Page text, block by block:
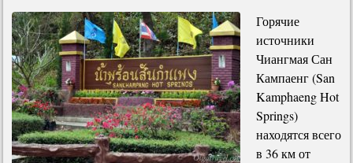
Горячие
источники
Чиангмая Сан
Кампаенг (San
Kamphaeng Hot
Springs)
находятся всего
в 36 км от